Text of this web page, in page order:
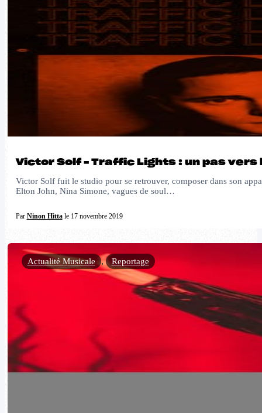
Victor Solf – Traffic Lights : un pas vers
Victor Solf fuit le studio pour se retrouver, composer dans son
Elton John, Nina Simone, vagues de soul…
Par Ninon Hittale 17 novembre 2019
Actualité Musicale , Reportage